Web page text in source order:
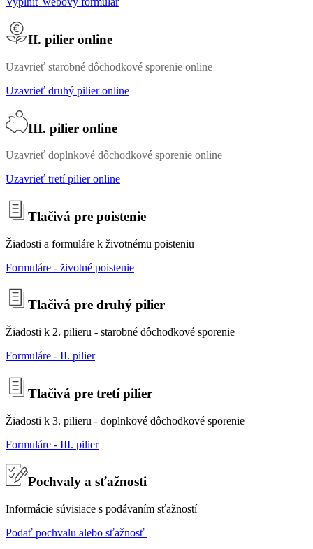
II. pilier online
Uzavrieť starobné dôchodkové sporenie online
Uzavrieť druhý pilier online
III. pilier online
Uzavrieť doplnkové dôchodkové sporenie online
Uzavrieť tretí pilier online
Tlačivá pre poistenie
Žiadosti a formuláre k životnému poisteniu
Formuláre - životné poistenie
Tlačivá pre druhý pilier
Žiadosti k 2. pilieru - starobné dôchodkové sporenie
Formuláre - II. pilier
Tlačivá pre tretí pilier
Žiadosti k 3. pilieru - doplnkové dôchodkové sporenie
Formuláre - III. pilier
Pochvaly a sťažnosti
Informácie súvisiace s podávaním sťažností
Podať pochvalu alebo sťažnosť